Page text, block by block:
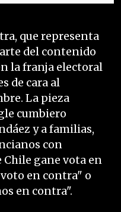
que representa
del contenido
la franja electoral
de cara al
La pieza
cumbiero
y a familias,
con
Chile gane vota en
en contra" o
en contra".